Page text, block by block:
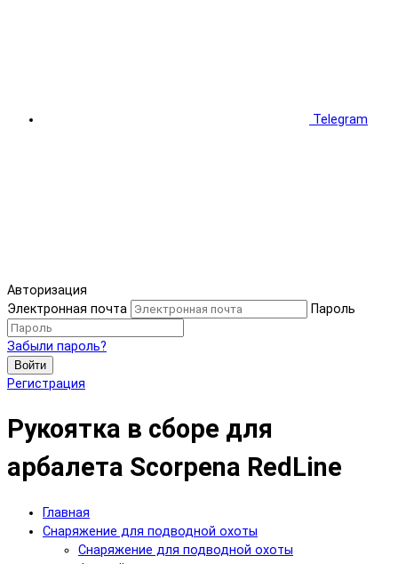
Telegram
Авторизация
Электронная почта
Пароль
Забыли пароль?
Войти
Регистрация
Рукоятка в сборе для
арбалета Scorpena RedLine
Главная
Снаряжение для подводной охоты
Снаряжение для подводной охоты